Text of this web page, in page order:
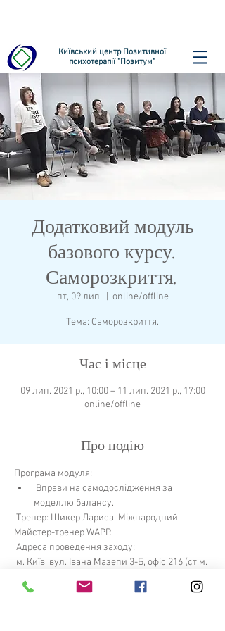
Київський центр Позитивної
психотерапії "Позитум"
Додатковий модуль
базового курсу.
Саморозкриття.
пт, 09 лип. online/offline
Тема: Саморозкриття.
Час і місце
09 лип. 2021 р., 10:00 – 11 лип. 2021 р., 17:00
online/offline
Про подію
Програма модуля:
моделлю балансу.
Майстер-тренер WAPP.
Адреса проведення заходу: